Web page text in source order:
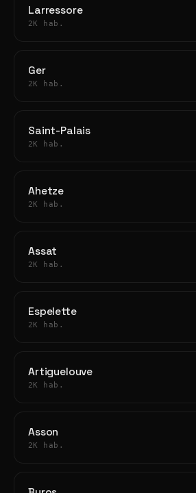
Larressore
2K hab.
Ger
2K hab.
Saint-Palais
2K hab.
Ahetze
2K hab.
Assat
2K hab.
Espelette
2K hab.
Artiguelouve
2K hab.
Asson
2K hab.